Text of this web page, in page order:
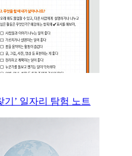
기’ 일자리 탐험 노트